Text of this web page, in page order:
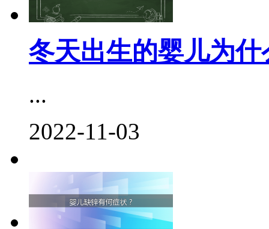
冬天出生的婴儿为
...
2022-11-03